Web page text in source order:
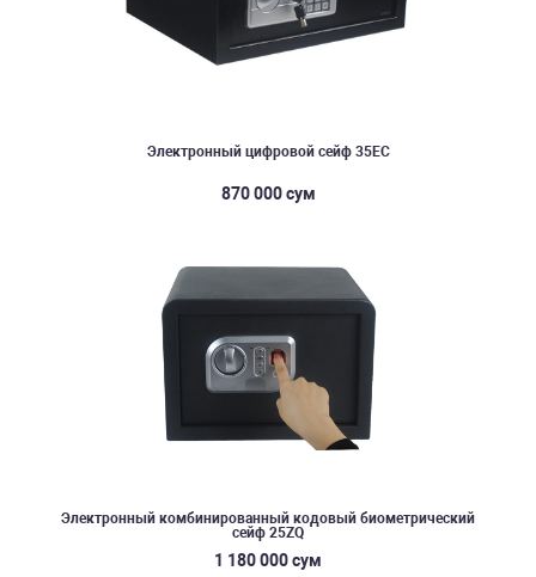
Электронный цифровой сейф 35EC
870 000 сум
Электронный комбинированный кодовый биометрический
сейф 25ZQ
1 180 000 сум